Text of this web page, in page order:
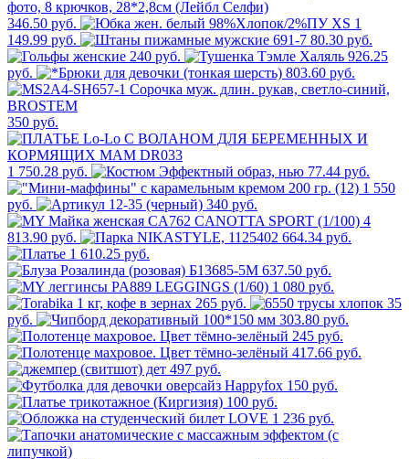
346.50 руб.
1
149.99 руб.
80.30 руб.
240 руб.
926.25
руб.
803.60 руб.
350 руб.
1 750.28 руб.
77.44 руб.
1 550
руб.
340 руб.
4
813.90 руб.
664.34 руб.
1 610.25 руб.
637.50 руб.
1 080 руб.
265 руб.
35
руб.
303.80 руб.
245 руб.
417.66 руб.
497 руб.
150 руб.
100 руб.
1 236 руб.